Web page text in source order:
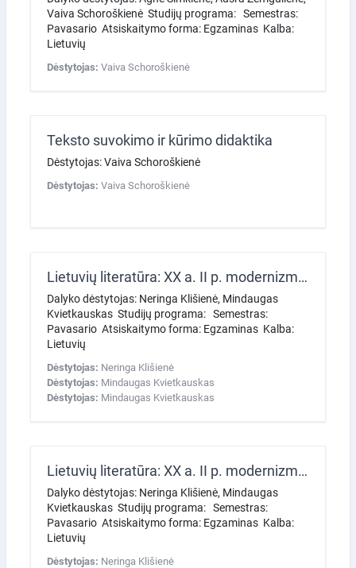
Vaiva Schoroškienė Studijų programa: Semestras:
Pavasario Atsiskaitymo forma: Egzaminas Kalba:
Lietuvių
Dėstytojas: Vaiva Schoroškienė
Teksto suvokimo ir kūrimo didaktika
Dėstytojas: Vaiva Schoroškienė
Dėstytojas: Vaiva Schoroškienė
Lietuvių literatūra: XX a. II p. modernizmas ir postmodernizmas
Dalyko dėstytojas: Neringa Klišienė, Mindaugas
Kvietkauskas Studijų programa: Semestras:
Pavasario Atsiskaitymo forma: Egzaminas Kalba:
Lietuvių
Dėstytojas: Neringa Klišienė
Dėstytojas: Mindaugas Kvietkauskas
Dėstytojas: Mindaugas Kvietkauskas
Lietuvių literatūra: XX a. II p. modernizmas ir postmodernizmas
Dalyko dėstytojas: Neringa Klišienė, Mindaugas
Kvietkauskas Studijų programa: Semestras:
Pavasario Atsiskaitymo forma: Egzaminas Kalba:
Lietuvių
Dėstytojas: Neringa Klišienė